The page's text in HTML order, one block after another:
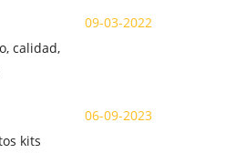
calidad,
09-03-2022
kits
06-09-2023